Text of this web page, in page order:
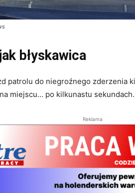
błyskawica
patrolu do niegroźnego zderzenia
miejscu… po kilkunastu sekundach.
Reklama